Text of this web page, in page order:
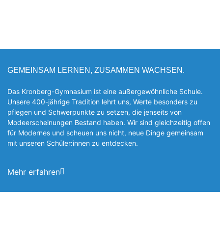
GEMEINSAM LERNEN, ZUSAMMEN WACHSEN.
Das Kronberg-Gymnasium ist eine außergewöhnliche Schule.
Unsere 400-jährige Tradition lehrt uns, Werte besonders zu
pflegen und Schwerpunkte zu setzen, die jen­seits von
Modeerscheinungen Be­stand haben. Wir sind gleichzeitig offen
für Modernes und scheuen uns nicht, neue Dinge gemeinsam
mit unseren Schüler:innen zu entde­cken.
Mehr erfahren